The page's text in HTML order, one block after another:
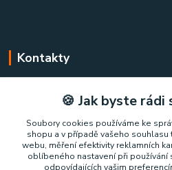
Kontakty
+420 777 852 326
(Po-Pá, 9-17 hod.)
home-comfort@home-comfort.cz
🍪 Jak byste rádi
Soubory cookies používáme ke
shopu a v případě vašeho
webu, měření efektivity reklamních
oblíbeného nastavení při používání
odpovídajících vašim